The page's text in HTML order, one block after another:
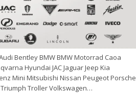
Bentley BMW BMW Motorrad Caoa
Hyundai JAC Jaguar Jeep Kia
Mini Mitsubishi Nissan Peugeot Porsche
Troller Volkswagen…